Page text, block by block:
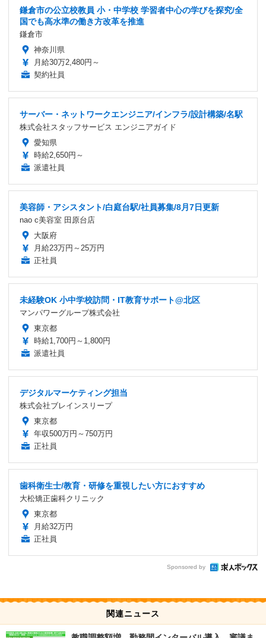
鎌倉市の公立校教員 小・中学校 学習者中心の学びを探究/全
国でも高水準の働き方改革を推進
鎌倉市
神奈川県
月給30万2,480円～
契約社員
サーバー・ネットワークエンジニア/インフラ/設計構築/名駅
株式会社スタッフサービス エンジニアガイド
愛知県
時給2,650円～
派遣社員
美容師・アシスタント/白庭台駅/社員募集/8月7日更新
nao c美容室 田原台店
大阪府
月給23万円～25万円
正社員
未経験OK 小中学校訪問・IT教育サポート@北区
マンパワーグループ株式会社
東京都
時給1,700円～1,800円
派遣社員
デジタルマーケティング担当
株式会社ブレインスリープ
東京都
年収500万円～750万円
正社員
歯科衛生士/教育・研修を重視したい方におすすめ
大松矯正歯科クリニック
東京都
月給32万円
正社員
Sponsored by
関連ニュース